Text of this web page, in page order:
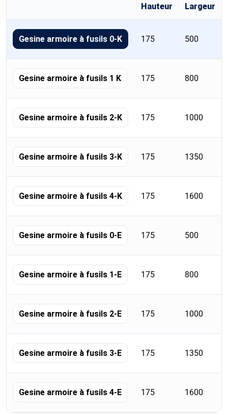
récapitulatif
des
avec
dimensions,
poids,
volume,
étagères
et
serrures.
Hauteur Largeur
Gesine armoire à fusils 0-K 175 500
Gesine armoire à fusils 1 K 175 800
Gesine armoire à fusils 2-K 175 1000
Gesine armoire à fusils 3-K 175 1350
Gesine armoire à fusils 4-K 175 1600
Gesine armoire à fusils 0-E 175 500
Gesine armoire à fusils 1-E 175 800
Gesine armoire à fusils 2-E 175 1000
Gesine armoire à fusils 3-E 175 1350
Gesine armoire à fusils 4-E 175 1600